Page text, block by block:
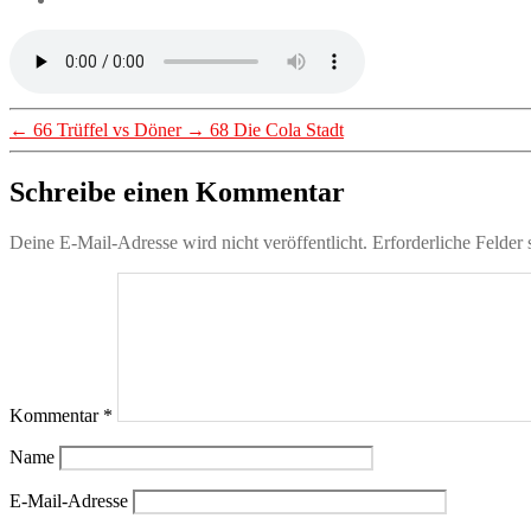
← 66 Trüffel vs Döner → 68 Die Cola Stadt
Schreibe einen Kommentar
Deine E-Mail-Adresse wird nicht veröffentlicht. Erforderliche Felder
Kommentar *
Name
E-Mail-Adresse